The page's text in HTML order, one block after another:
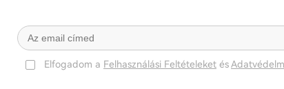
Elfogadom a Felhasználási Feltételeket és